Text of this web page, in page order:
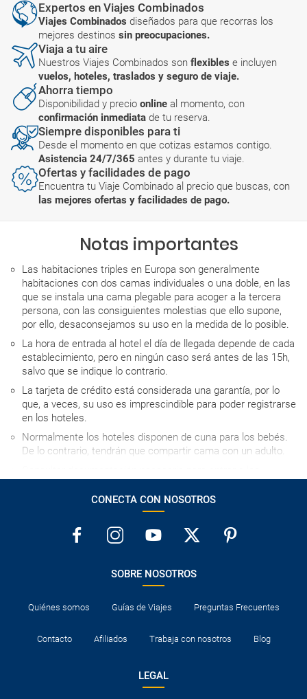
Expertos en Viajes Combinados
Viajes Combinados diseñados para que recorras los
mejores destinos sin preocupaciones.
Viaja a tu aire
Nuestros Viajes Combinados son flexibles e incluyen
vuelos, hoteles, traslados y seguro de viaje.
Ahorra tiempo
Disponibilidad y precio online al momento, con
confirmación inmediata de tu reserva.
Siempre disponibles para ti
Desde el momento en que cotizas estamos contigo.
Asistencia 24/7/365 antes y durante tu viaje.
Ofertas y facilidades de pago
Encuentra tu Viaje Combinado al precio que buscas, con
las mejores ofertas y facilidades de pago.
Notas importantes
Las habitaciones triples en Europa son generalmente
habitaciones con dos camas individuales o una doble, en las
que se instala una cama plegable para acoger a la tercera
persona, con las consiguientes molestias que ello supone,
por ello, desaconsejamos su uso en la medida de lo posible.
La hora de entrada al hotel el día de llegada depende de cada
establecimiento, pero en ningún caso será antes de las 15h,
salvo que se indique lo contrario.
La tarjeta de crédito está considerada una garantía, por lo
que, a veces, su uso es imprescindible para poder registrarse
en los hoteles.
Normalmente los hoteles disponen de cuna para los bebés.
De lo contrario, tendrán que compartir cama con un adulto.
se realicen escalas aéreas.CONECTA CON NOSOTROS
SOBRE NOSOTROS
Quiénes somos Guías de Viajes Preguntas Frecuentes
Contacto Afiliados Trabaja con nosotros Blog
LEGAL